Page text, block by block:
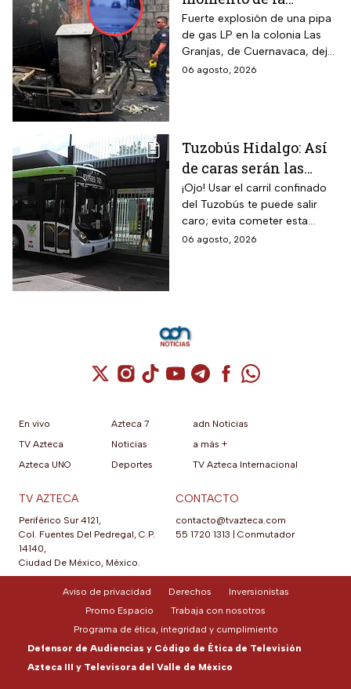
explosión de pipa de
gas en Cuernavaca:
¡Imágenes sensibles!
Fuerte explosión de una pipa
de gas LP en la colonia Las
Granjas, de Cuernavaca, dejó
21 heridos y causó pánico
06 agosto, 2026
Tuzobús Hidalgo: Así
de caras serán las
MULTAS por invadir
el carril confinado a
partir de esta fecha
¡Ojo! Usar el carril confinado
del Tuzobús te puede salir
caro; evita cometer esta
infracción a partir de agosto.
06 agosto, 2026
Cuenta de X / Twitter (se abre en una
Cuenta de Instagram (se abre en una
Cuenta de TikTok (se abre en
Cuenta de YouTube (se abre
Cuenta de Telegram (se
Cuenta de
Cuenta de
En vivo
TV Azteca
Azteca UNO
Azteca 7
Noticias
Deportes
adn Noticias
a más +
TV Azteca Internacional
TV AZTECA
Periférico Sur 4121,
Col. Fuentes Del Pedregal, C.P.
14140,
Ciudad De México, México.
CONTACTO
contacto@tvazteca.com
55 1720 1313
Conmutador
Aviso de privacidad Derechos
Inversionistas
Promo Espacio
Trabaja con nosotros
Programa de ética, integridad y cumplimiento
Defensor de Audiencias y Código de Ética de Televisión
Azteca III y Televisora del Valle de México